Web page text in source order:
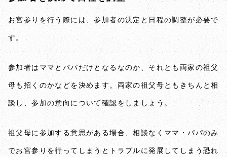
お宮参りを行う際には、参加者の決定と日程の調整が必要で
す。
参加者はママとパパだけとなるなのか、それとも両家の祖父
母も招くのかなどを決めます。両家の祖父母ともきちんと相
談し、参加の意向について確認をしましょう。
祖父母に参加する意思がある場合、相談なくママ・パパのみ
でお宮参りを行ってしまうとトラブルに発展してしまう恐れ